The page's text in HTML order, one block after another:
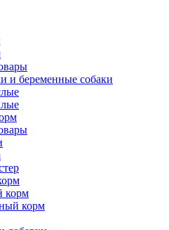
и беременные собаки
корм
корм